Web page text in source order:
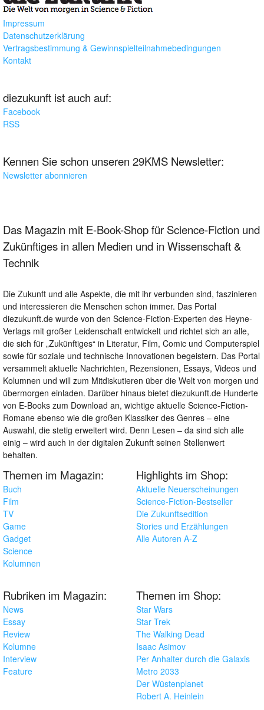
Impressum
Datenschutzerklärung
Vertragsbestimmung & Gewinnspielteilnahmebedingungen
Kontakt
diezukunft ist auch auf:
Facebook
RSS
Kennen Sie schon unseren 29KMS Newsletter:
Newsletter abonnieren
Das Magazin mit E-Book-Shop für Science-Fiction und
Zukünftiges in allen Medien und in Wissenschaft &
Technik
Die Zukunft und alle Aspekte, die mit ihr verbunden sind, faszinieren
und interessieren die Menschen schon immer. Das Portal
diezukunft.de wurde von den Science-Fiction-Experten des Heyne-
Verlags mit großer Leidenschaft entwickelt und richtet sich an alle,
die sich für „Zukünftiges“ in Literatur, Film, Comic und Computerspiel
sowie für soziale und technische Innovationen begeistern. Das Portal
versammelt aktuelle Nachrichten, Rezensionen, Essays, Videos und
Kolumnen und will zum Mitdiskutieren über die Welt von morgen und
übermorgen einladen. Darüber hinaus bietet diezukunft.de Hunderte
von E-Books zum Download an, wichtige aktuelle Science-Fiction-
Romane ebenso wie die großen Klassiker des Genres – eine
Auswahl, die stetig erweitert wird. Denn Lesen – da sind sich alle
einig – wird auch in der digitalen Zukunft seinen Stellenwert
behalten.
Themen im Magazin:
Buch
Film
TV
Game
Gadget
Science
Kolumnen
Highlights im Shop:
Aktuelle Neuerscheinungen
Science-Fiction-Bestseller
Die Zukunftsedition
Stories und Erzählungen
Alle Autoren A-Z
Rubriken im Magazin:
News
Essay
Review
Kolumne
Interview
Feature
Themen im Shop:
Star Wars
Star Trek
The Walking Dead
Isaac Asimov
Per Anhalter durch die Galaxis
Metro 2033
Der Wüstenplanet
Robert A. Heinlein